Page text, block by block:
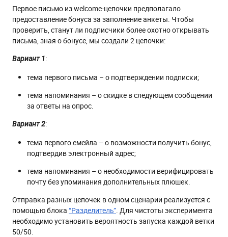
Первое письмо из welcome-цепочки предполагало
предоставление бонуса за заполнение анкеты. Чтобы
проверить, станут ли подписчики более охотно открывать
письма, зная о бонусе, мы создали 2 цепочки:
Вариант 1:
тема первого письма – о подтверждении подписки;
тема напоминания – о скидке в следующем сообщении
за ответы на опрос.
Вариант 2:
тема первого емейла – о возможности получить бонус,
подтвердив электронный адрес;
тема напоминания – о необходимости верифицировать
почту без упоминания дополнительных плюшек.
Отправка разных цепочек в одном сценарии реализуется с
помощью блока “Разделитель”. Для чистоты эксперимента
необходимо установить вероятность запуска каждой ветки
50/50.